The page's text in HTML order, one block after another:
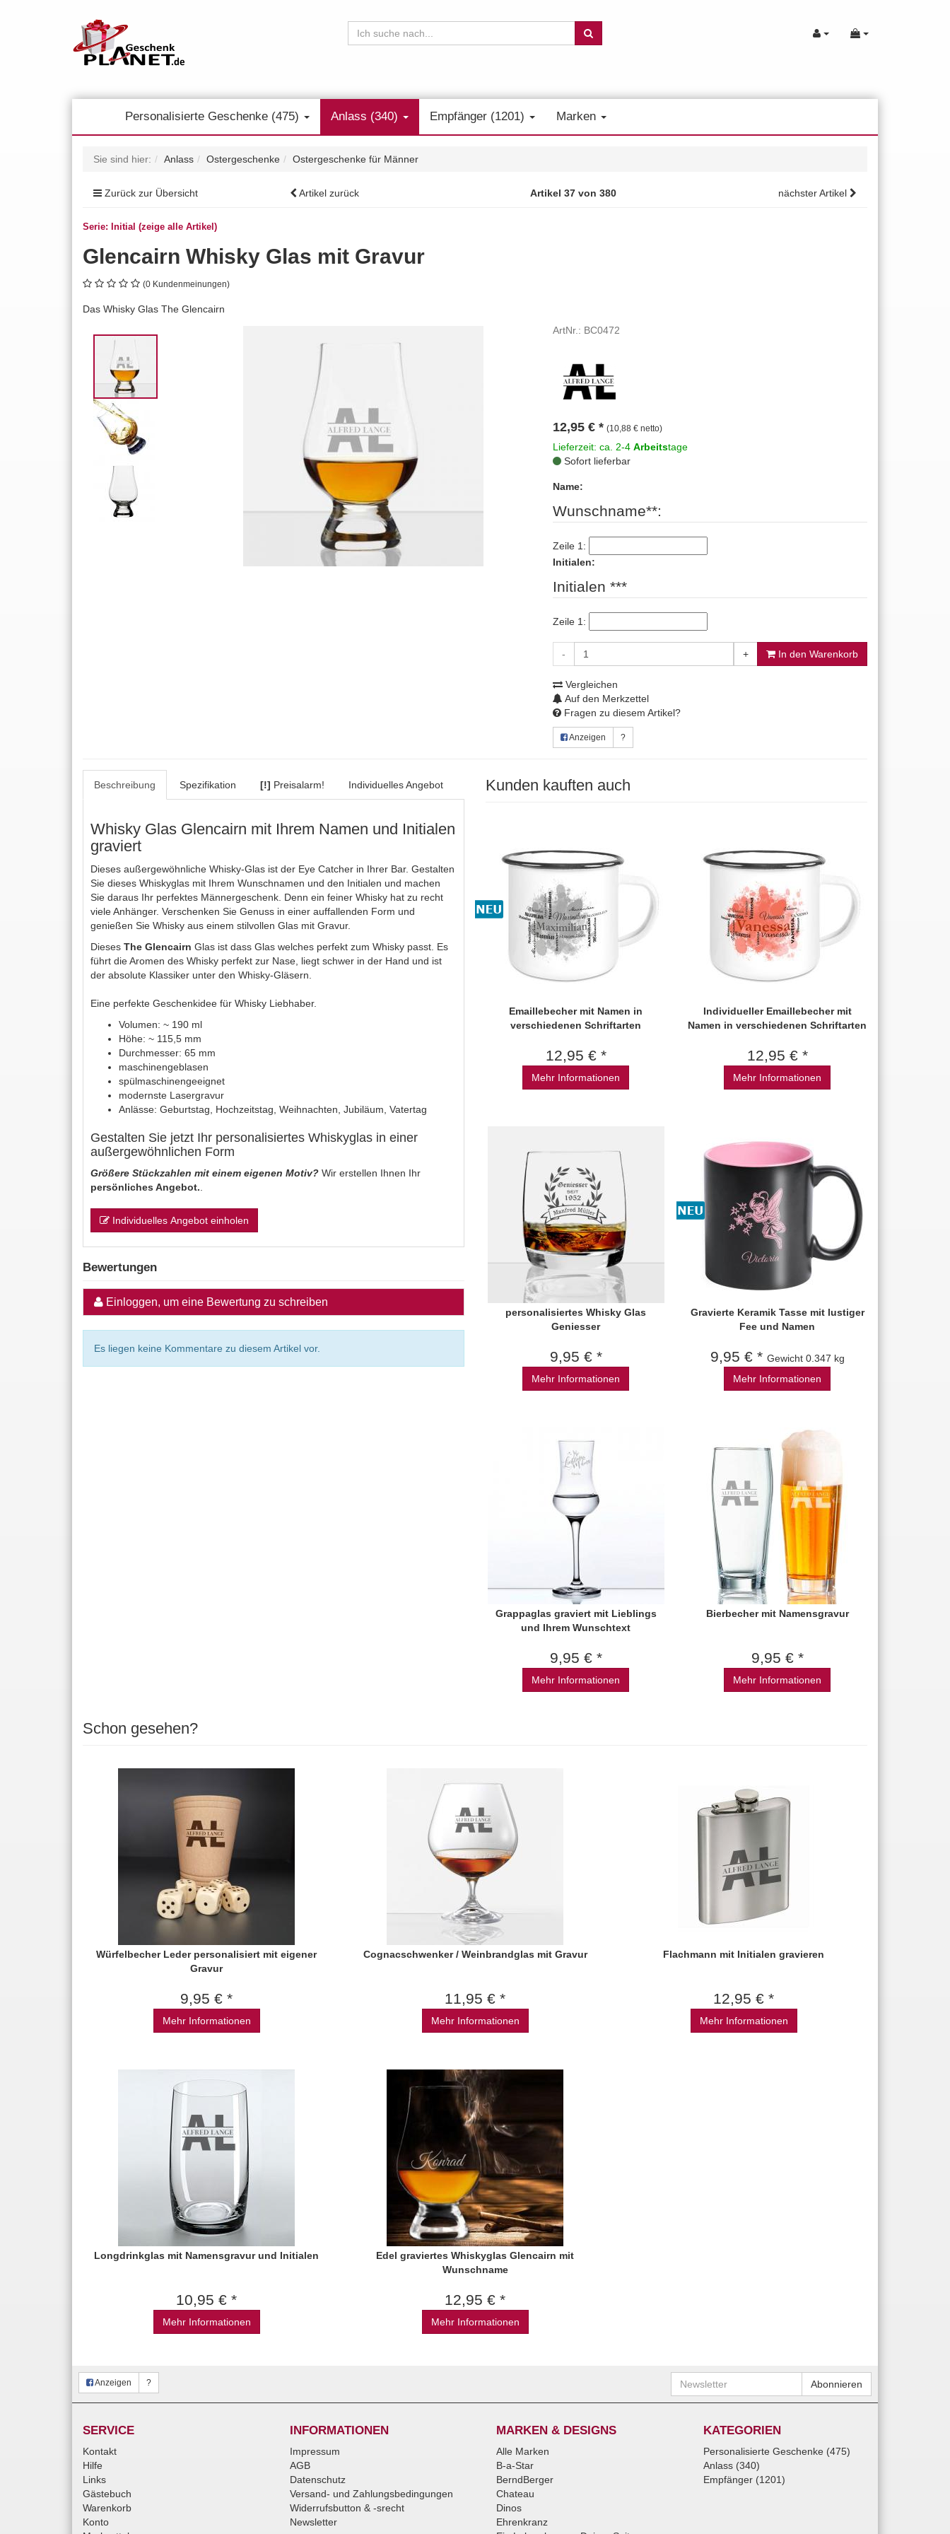
Personalisierte Geschenke (475) Anlass (340) Empfänger (1201) Marken
Sie sind hier: Anlass Ostergeschenke Ostergeschenke für Männer
Zurück zur Übersicht Artikel zurück Artikel 37 von 380 nächster Artikel
Serie: Initial (zeige alle Artikel)
Glencairn Whisky Glas mit Gravur
(0 Kundenmeinungen)
Das Whisky Glas The Glencairn
ArtNr.: BC0472
12,95 € * (10,88 € netto)
Lieferzeit: ca. 2-4 Arbeitstage
Sofort lieferbar
Name:
Wunschname**:
Zeile 1:
Initialen:
Initialen ***
Zeile 1:
- + In den Warenkorb
Vergleichen
Auf den Merkzettel
Fragen zu diesem Artikel?
Anzeigen ?
Beschreibung Spezifikation [!] Preisalarm! Individuelles Angebot
Whisky Glas Glencairn mit Ihrem Namen und Initialen
graviert
Dieses außergewöhnliche Whisky-Glas ist der Eye Catcher in Ihrer Bar. Gestalten
Sie dieses Whiskyglas mit Ihrem Wunschnamen und den Initialen und machen
Sie daraus Ihr perfektes Männergeschenk. Denn ein feiner Whisky hat zu recht
viele Anhänger. Verschenken Sie Genuss in einer auffallenden Form und
genießen Sie Whisky aus einem stilvollen Glas mit Gravur.
Dieses The Glencairn Glas ist dass Glas welches perfekt zum Whisky passt. Es
führt die Aromen des Whisky perfekt zur Nase, liegt schwer in der Hand und ist
der absolute Klassiker unter den Whisky-Gläsern.
Eine perfekte Geschenkidee für Whisky Liebhaber.
Volumen: ~ 190 ml
Höhe: ~ 115,5 mm
Durchmesser: 65 mm
maschinengeblasen
spülmaschinengeeignet
modernste Lasergravur
Anlässe: Geburtstag, Hochzeitstag, Weihnachten, Jubiläum, Vatertag
Gestalten Sie jetzt Ihr personalisiertes Whiskyglas in einer
außergewöhnlichen Form
Größere Stückzahlen mit einem eigenen Motiv? Wir erstellen Ihnen Ihr
persönliches Angebot.
Individuelles Angebot einholen
Bewertungen
Einloggen, um eine Bewertung zu schreiben
Es liegen keine Kommentare zu diesem Artikel vor.
Kunden kauften auch
Emaillebecher mit Namen in
verschiedenen Schriftarten
12,95 € *
Mehr Informationen
Individueller Emaillebecher mit
Namen in verschiedenen Schriftarten
12,95 € *
Mehr Informationen
personalisiertes Whisky Glas
Geniesser
9,95 € *
Mehr Informationen
Gravierte Keramik Tasse mit lustiger
Fee und Namen
9,95 € * Gewicht 0.347 kg
Mehr Informationen
Grappaglas graviert mit Lieblings
und Ihrem Wunschtext
9,95 € *
Mehr Informationen
Bierbecher mit Namensgravur
9,95 € *
Mehr Informationen
Schon gesehen?
Würfelbecher Leder personalisiert mit eigener
Gravur
9,95 € *
Mehr Informationen
Cognacschwenker / Weinbrandglas mit Gravur
11,95 € *
Mehr Informationen
Flachmann mit Initialen gravieren
12,95 € *
Mehr Informationen
Longdrinkglas mit Namensgravur und Initialen
10,95 € *
Mehr Informationen
Edel graviertes Whiskyglas Glencairn mit
Wunschname
12,95 € *
Mehr Informationen
Anzeigen ? Newsletter Abonnieren
SERVICE
Kontakt
Hilfe
Links
Gästebuch
Warenkorb
Konto
INFORMATIONEN
Impressum
AGB
Datenschutz
Versand- und Zahlungsbedingungen
Widerrufsbutton & -srecht
Newsletter
MARKEN & DESIGNS
Alle Marken
B-a-Star
BerndBerger
Chateau
Dinos
Ehrenkranz
KATEGORIEN
Personalisierte Geschenke (475)
Anlass (340)
Empfänger (1201)